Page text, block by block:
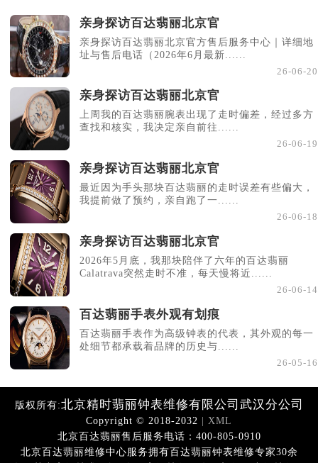
亲身探访百达翡丽北京官
亲身探访百达翡丽北京官方售后服务中心｜详细地
址与售后电话（2026年6月最新......
26-06-20
亲身探访百达翡丽北京官
上周我的百达翡丽腕表出现了走时偏差，经过多方
查找和核实，我决定亲自前往......
26-06-19
亲身探访百达翡丽北京官
最近因为手头那块百达翡丽的走时误差有些偏大，
我提前做了预约，亲自跑了一......
26-06-18
亲身探访百达翡丽北京官
2026年5月底，我那块陪伴了六年的百达翡丽
Calatrava突然走时不准，每天慢将近......
26-06-14
百达翡丽手表外观有划痕
百达翡丽手表作为高级钟表的代表，其外观的每一
处细节都承载着品牌的历史与......
26-05-16
版权所有:北京精时翡丽钟表维修有限公司武汉分公司
Copyright © 2018-2032 | XML
北京百达翡丽售后服务电话：400-805-0910
北京百达翡丽维修中心服务拥有百达翡丽钟表维修专家30余